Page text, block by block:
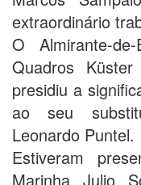
extraordinário
O Almirante-
Quadros
presidiu a
ao seu
Leonardo Puntel.
Estiveram
Marinha Julio